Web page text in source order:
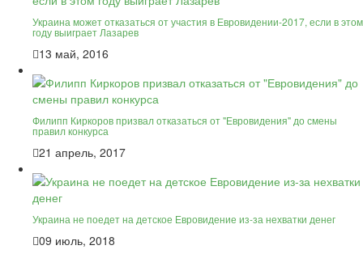
Украина может отказаться от участия в Евровидении-2017, если в этом
году выиграет Лазарев
13 май, 2016
Филипп Киркоров призвал отказаться от "Евровидения" до смены
правил конкурса
21 апрель, 2017
Украина не поедет на детское Евровидение из-за нехватки денег
09 июль, 2018